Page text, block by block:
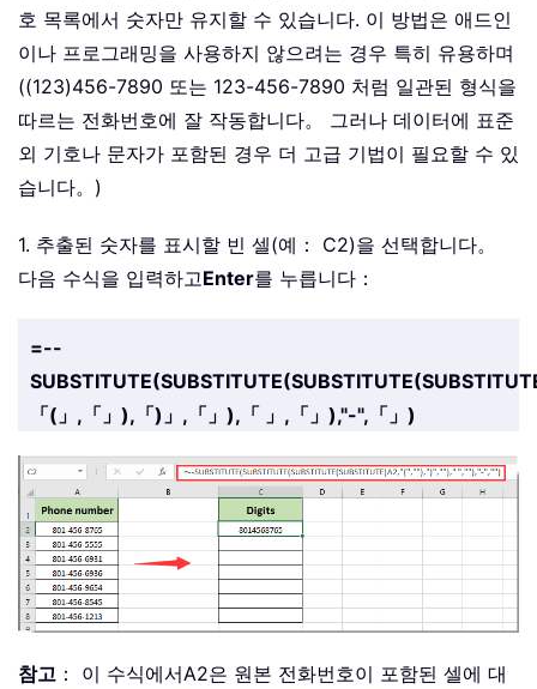
호 목록에서 숫자만 유지할 수 있습니다. 이 방법은 애드인
이나 프로그래밍을 사용하지 않으려는 경우 특히 유용하며
((123)456-7890 또는 123-456-7890 처럼 일관된 형식을
따르는 전화번호에 잘 작동합니다。 그러나 데이터에 표준
외 기호나 문자가 포함된 경우 더 고급 기법이 필요할 수 있
습니다。)
1. 추출된 숫자를 표시할 빈 셀(예： C2)을 선택합니다。
다음 수식을 입력하고Enter를 누릅니다：
=--
「(」,「」),「)」,「」),「 」,「」),"-",「」)
참고 ： 이 수식에서A2은 원본 전화번호이 포함된 셀에 대